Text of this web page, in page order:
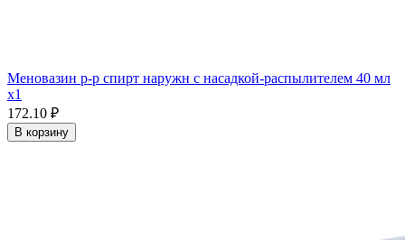
Меновазин р-р спирт наружн с насадкой-распылителем 40 мл
x1
172.10 ₽
В корзину